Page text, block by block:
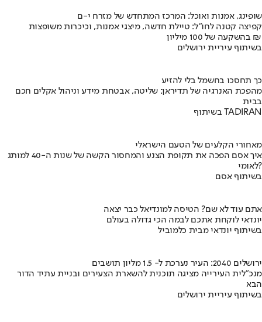
שופינג, אמנות ואוכל: המרכז המתחדש של מזרח י-ם
קפיצה קטנה לחו"ל: טיילת חדשה, מיצגי אמנות, וכיכרות משופצות
בהשקעה של 100 מיליון ₪
בשיתוף עיריית ירושלים
כך תחסכו בחשמל בלי להזיע
מהפכת האנרגיה של תדיראן: שליטה, אבטחת מידע וניהול אקלים חכם
בבית
בשיתוף TADIRAN
מאחורי הקלעים של הטעם הישראלי
איך אסם הפכה את תקופת הצנע והמחסור הקשה של שנות ה-40 למותג
לאומי?
בשיתוף אסם
אתם עוד לא שם? הטיסה למונדיאל כבר יצאה
יונדאי לוקחת אתכם לבמה הכי גדולה בעולם
בשיתוף יונדאי מבית כלמוביל
ירושלים 2040: העיר נערכת ל- 1.5 מליון תושבים
מנכ"לית העירייה מציגה תוכנית להשארת הצעירים ובניית עתיד הדור
הבא
בשיתוף עיריית ירושלים